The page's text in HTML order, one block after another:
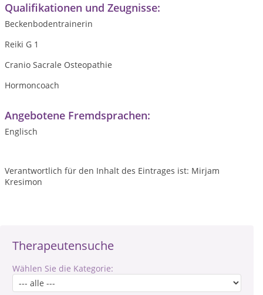
Therapeutensuche
Wählen Sie die Kategorie:
Qualifikationen und Zeugnisse:
Beckenbodentrainerin
Reiki G 1
Cranio Sacrale Osteopathie
Hormoncoach
Angebotene Fremdsprachen:
Englisch
Verantwortlich für den Inhalt des Eintrages ist: Mirjam
Kresimon